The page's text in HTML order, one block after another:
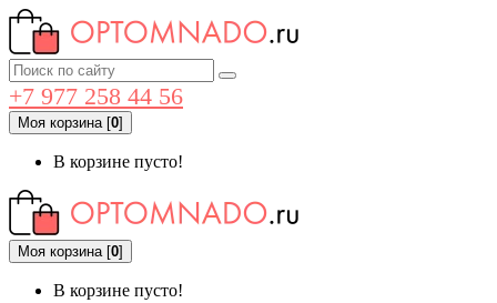
+7 977 258 44 56
Моя корзина[0]
В корзине пусто!
Моя корзина[0]
В корзине пусто!